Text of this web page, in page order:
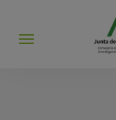
Abrir